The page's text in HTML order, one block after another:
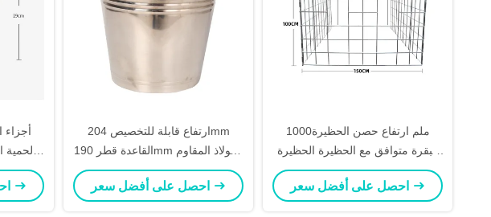
أجزاء
ارتفاع قابلة للتخصيص 204mm
القاعدة قطر 190mm الفولاذ المقاوم
للصدأ العجل هوتش دلو تغذية مع
المقياس
1000ملم ارتفاع حصن الحظيرة
البقرة متوافق مع الحظيرة الحظيرة
وأكثر